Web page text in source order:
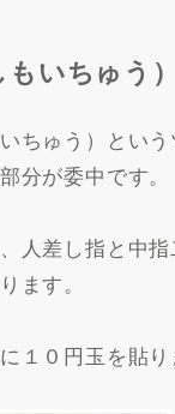
もいちゅう
ちゅう）とい
分が委中です。
人差し指と中
ます。
１０円玉を貼り